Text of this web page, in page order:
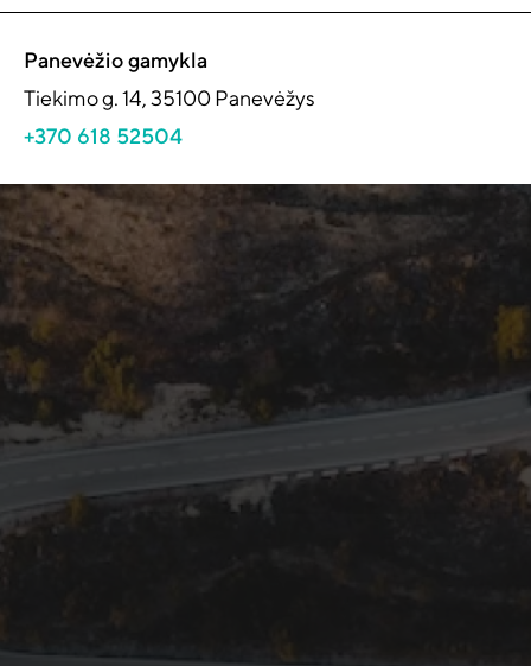
Panevėžio gamykla
Tiekimo g. 14, 35100 Panevėžys
+370 618 52504